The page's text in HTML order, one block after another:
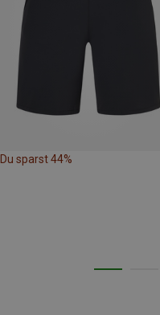
Du sparst 44%